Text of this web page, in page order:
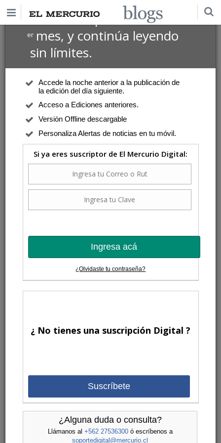
Suscríbete por $1 USD
ermes, y continúa leyendo
sin límites.
Accede la noche anterior a la publicación de
la edición del día siguiente.
Acceso a Ediciones anteriores.
Versión Offline descargable
Personaliza Alertas de noticias en tu móvil.
Si ya eres suscriptor de El Mercurio Digital:
Ingresa acá
¿Olvidaste tu contraseña?
¿ No tienes una suscripción Digital ?
Suscríbete
¿Alguna duda o consulta?
Llámanos al +562 27536300ó escríbenos a
soportedigital@mercurio.cl